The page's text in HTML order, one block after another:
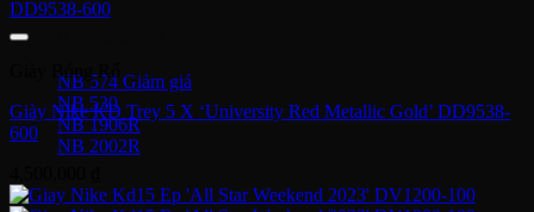
NB 574
NB 530
NB 1906R
NB 2002R
Giày Converse
Giày Bóng Rổ
Giày Nike KD Trey 5 X ‘University Red Metallic Gold’ DD9538-
600